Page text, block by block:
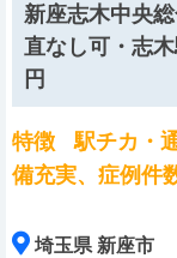
新座志木中央
直なし可・志
円
特徴駅チカ・
備充実、症例件
埼玉県 新座市